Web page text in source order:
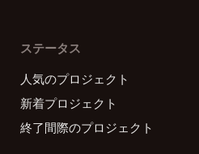
ステータス
人気のプロジェクト
新着プロジェクト
終了間際のプロジェクト